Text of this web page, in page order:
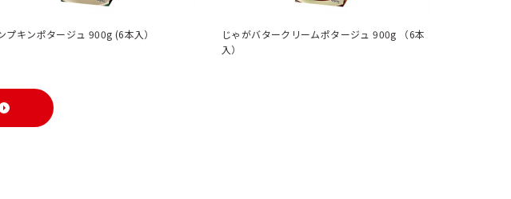
パンプキンポタージュ 900g (6本入）
じゃがバタークリームポタージュ 900g （6本
入）